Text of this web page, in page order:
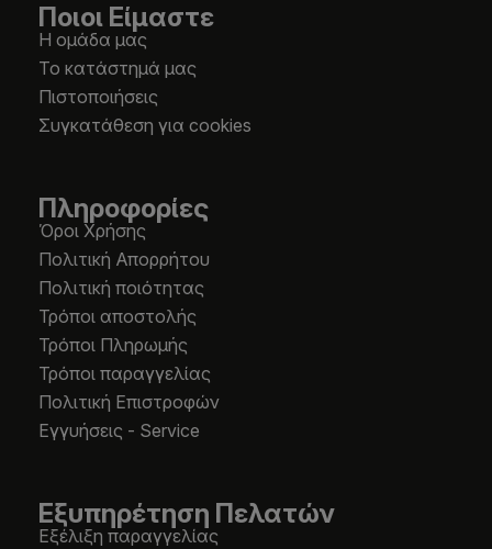
Ποιοι Είμαστε
Η ομάδα μας
Το κατάστημά μας
Πιστοποιήσεις
Συγκατάθεση για cookies
Πληροφορίες
Όροι Χρήσης
Πολιτική Απορρήτου
Πολιτική ποιότητας
Τρόποι αποστολής
Τρόποι Πληρωμής
Τρόποι παραγγελίας
Πολιτική Επιστροφών
Εγγυήσεις - Service
Εξυπηρέτηση Πελατών
Εξέλιξη παραγγελίας